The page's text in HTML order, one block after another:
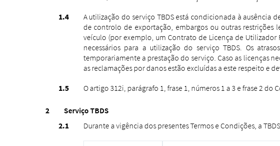
A utilização do serviço TBDS está condicionada à
de controlo de exportação, embargos ou outras
veículo (por exemplo, um Contrato de Licença de Utilizador
necessários para a utilização do serviço TBDS. Os
temporariamente a prestação do serviço. Caso as licenças
as reclamações por danos estão excluídas a este respeito e
O artigo 312i, parágrafo 1, frase 1, números 1 a 3 e frase 2
Serviço TBDS
Durante a vigência dos presentes Termos e Condições, a